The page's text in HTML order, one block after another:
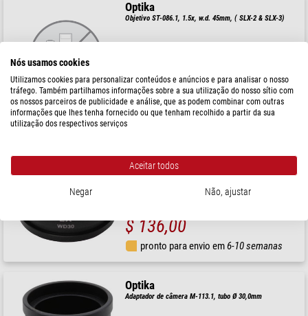
Optika
Objetivo ST-086.1, 1.5x, w.d. 45mm, ( SLX-2 & SLX-3)
$ 157,00
pronto para envio em6-10 semanas
Objetivo Lente auxiliar ST-087, 2,0x para a série SZM
$ 136,00
pronto para envio em6-10 semanas
Optika
Adaptador de câmera M-113.1, tubo Ø 30,0mm
Nós usamos cookies
Utilizamos cookies para personalizar conteúdos e anúncios e para analisar o nosso
tráfego. Também partilhamos informações sobre a sua utilização do nosso sítio com
os nossos parceiros de publicidade e análise, que as podem combinar com outras
informações que lhes tenha fornecido ou que tenham recolhido a partir da sua
utilização dos respectivos serviços
Aceitar todos
Negar Não, ajustar